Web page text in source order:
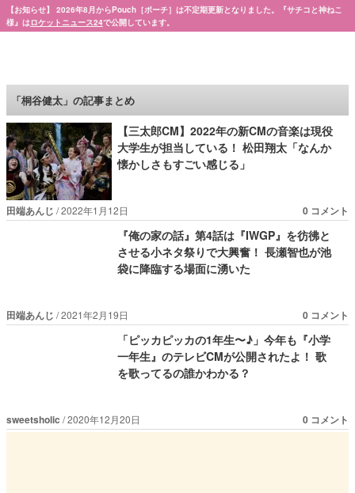
【お知らせ】 2026年8月からPouch［ポーチ］は不定期更新となりました。『サチコと神ねこ
様』はロケットニュース24で公開しています。
「桐谷健太」の記事まとめ
【三太郎CM】2022年の新CMの音楽は現役
大学生が担当している！ 松田翔太「なんか
懐かしさもすごい感じる」
田端あんじ 2022年1月12日 0 コメント
『俺の家の話』第4話は『IWGP』を彷彿と
させる小ネタ祭りで大興奮！ 長瀬智也が池
袋に降臨する場面に湧いた
田端あんじ 2021年2月19日 0 コメント
「ピッカピッカの1年生〜♪」今年も『小学
一年生』のテレビCMが公開されたよ！ 歌
を歌ってるの誰かわかる？
sweetsholic 2020年12月20日 0 コメント